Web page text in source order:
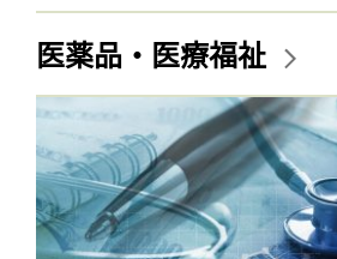
医薬品・医療福祉